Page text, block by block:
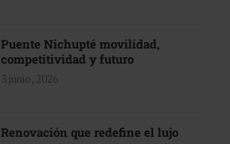
Puente Nichupté movilidad,
competitividad y futuro
3 junio, 2026
Renovación que redefine el lujo